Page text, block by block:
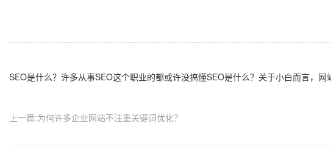
SEO是什么？许多从事SEO这个职业的都或许没搞懂SEO是什么？关于小白而言，
上一篇:为何许多企业网站不注重关键词优化？